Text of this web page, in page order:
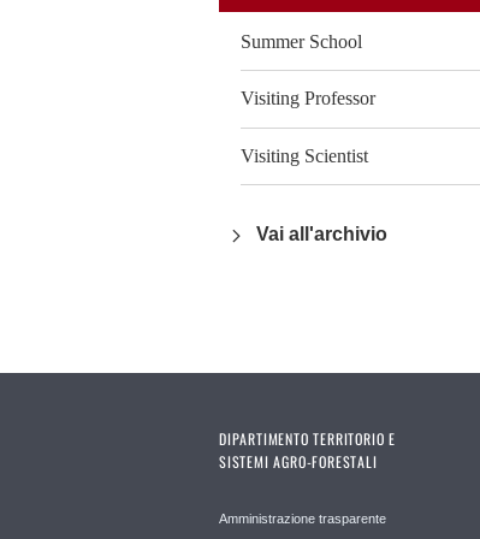
Summer School
Visiting Professor
Visiting Scientist
Vai all'archivio
DIPARTIMENTO TERRITORIO E
SISTEMI AGRO-FORESTALI
Amministrazione trasparente